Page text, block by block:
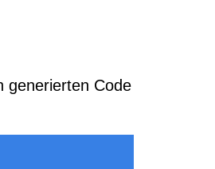
generierten Code